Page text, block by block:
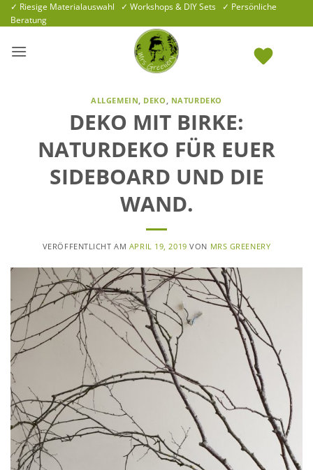
Zum
Inhalt
✓ Riesige Materialauswahl ✓ Workshops & DIY Sets ✓ Persönliche
Beratung
ALLGEMEIN, DEKO, NATURDEKO
DEKO MIT BIRKE:
NATURDEKO FÜR EUER
SIDEBOARD UND DIE
WAND.
VERÖFFENTLICHT AM APRIL 19, 2019 VON MRS GREENERY